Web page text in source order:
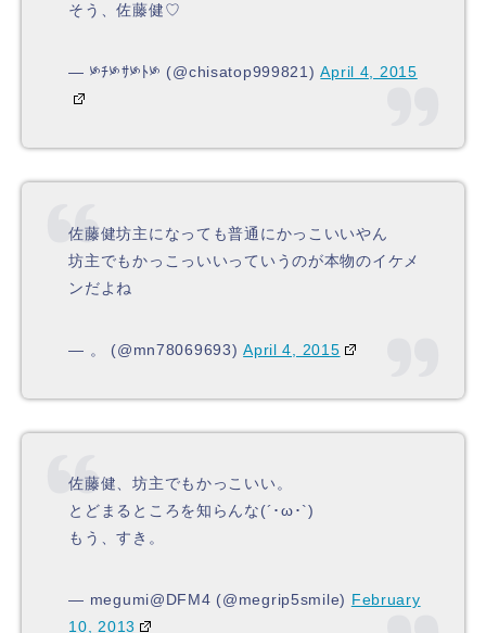
そう、佐藤健♡
— ༯ﾁ༯ｻ༯ﾄ༯ (@chisatop999821)April 4, 2015
佐藤健坊主になっても普通にかっこいいやん
坊主でもかっこっいいっていうのが本物のイケメ
ンだよね
— 。 (@mn78069693)April 4, 2015
佐藤健、坊主でもかっこいい。
とどまるところを知らんな(´･ω･`)
もう、すき。
— megumi@DFM4 (@megrip5smile) February
10, 2013